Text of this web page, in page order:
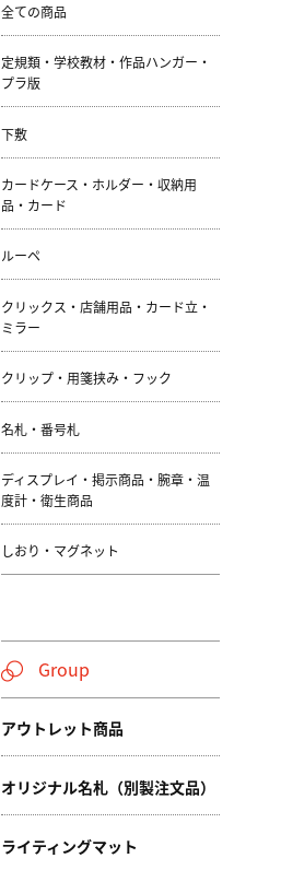
全ての商品
定規類・学校教材・作品ハンガー・
プラ版
下敷
カードケース・ホルダー・収納用
品・カード
ルーペ
クリックス・店舗用品・カード立・
ミラー
クリップ・用箋挟み・フック
名札・番号札
ディスプレイ・掲示商品・腕章・温
度計・衛生商品
しおり・マグネット
Group
アウトレット商品
オリジナル名札（別製注文品）
ライティングマット